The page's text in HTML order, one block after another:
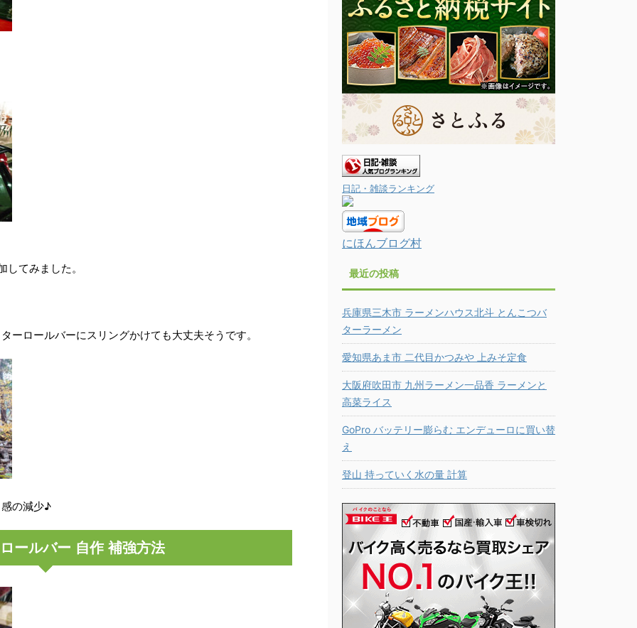
てみました。
ーロールバーにスリングかけても大丈夫そうです。
の減少♪
ールバー 自作 補強方法
日記・雑談ランキング
にほんブログ村
最近の投稿
兵庫県三木市 ラーメンハウス北斗 とんこつバ
ターラーメン
愛知県あま市 二代目かつみや 上みそ定食
大阪府吹田市 九州ラーメン一品香 ラーメンと
高菜ライス
GoPro バッテリー膨らむ エンデューロに買い替
え
登山 持っていく水の量 計算